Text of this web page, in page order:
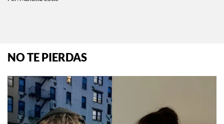
NO TE PIERDAS